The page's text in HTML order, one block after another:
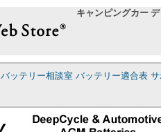
キャンピングカー
バッテリー相談室 バッテリー適合表